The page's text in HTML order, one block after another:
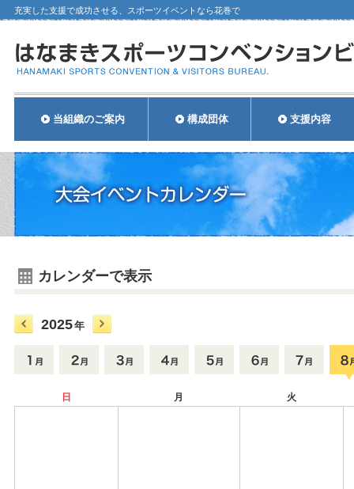
充実した支援で成功させる、スポーツイベントなら花巻で
当組織のご案内 構成団体 支援内容
カレンダーで表示
2025年
日 月 火